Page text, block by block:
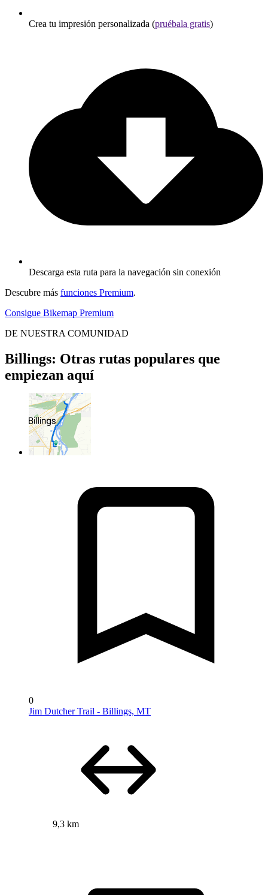
Crea tu impresión personalizada (pruébala gratis)
Descarga esta ruta para la navegación sin conexión
Descubre más funciones Premium.
Consigue Bikemap Premium
DE NUESTRA COMUNIDAD
Billings: Otras rutas populares que
empiezan aquí
0
Jim Dutcher Trail - Billings, MT
9,3 km